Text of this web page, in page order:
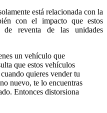
está relacionada con la
con el impacto que estos
reventa de las unidades
un vehículo que
que estos vehículos
quieres vender tu
nuevo, te lo encuentras
Entonces distorsiona